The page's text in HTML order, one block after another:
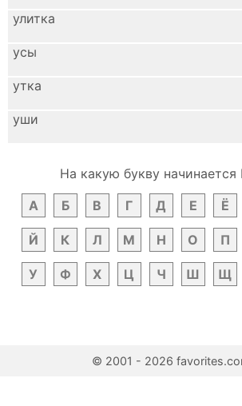
улитка
усы
утка
уши
На какую букву начинается
А
Б В Г Д Е Ё
Й К Л М Н О П
У Ф Х Ц Ч Ш Щ
© 2001 - 2026